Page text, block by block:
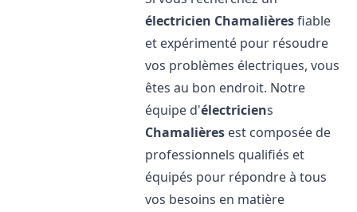
électricien Chamalièresfiable
et expérimenté pour résoudre
vos problèmes électriques, vous
êtes au bon endroit. Notre
équipe d'électriciens
Chamalières est composée de
professionnels qualifiés et
équipés pour répondre à tous
vos besoins en matière